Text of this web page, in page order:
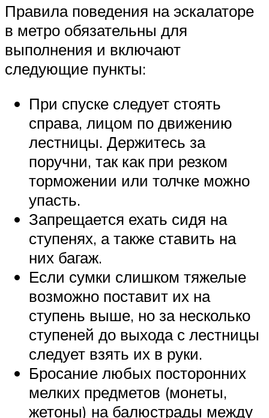
Правила поведения на эскалаторе
в метро обязательны для
выполнения и включают
следующие пункты:
При спуске следует стоять
справа, лицом по движению
лестницы. Держитесь за
поручни, так как при резком
торможении или толчке можно
упасть.
Запрещается ехать сидя на
ступенях, а также ставить на
них багаж.
Если сумки слишком тяжелые
возможно поставит их на
ступень выше, но за несколько
ступеней до выхода с лестницы
следует взять их в руки.
Бросание любых посторонних
мелких предметов (монеты,
жетоны) на балюстрады между